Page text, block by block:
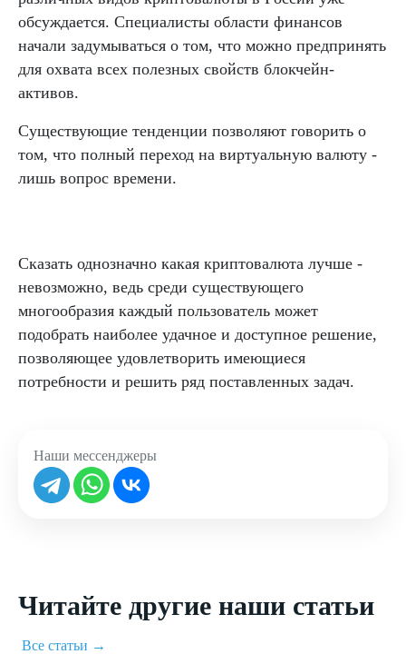
обсуждается. Специалисты области финансов
начали задумываться о том, что можно предпринять
для охвата всех полезных свойств блокчейн-
активов.
Существующие тенденции позволяют говорить о
том, что полный переход на виртуальную валюту -
лишь вопрос времени.
Сказать однозначно какая криптовалюта лучше -
невозможно, ведь среди существующего
многообразия каждый пользователь может
подобрать наиболее удачное и доступное решение,
позволяющее удовлетворить имеющиеся
потребности и решить ряд поставленных задач.
Наши мессенджеры
Читайте другие наши статьи
Все статьи →